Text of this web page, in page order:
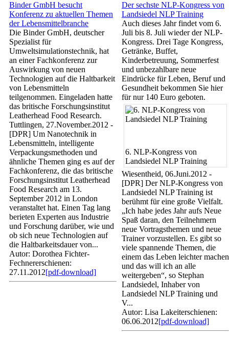
Binder GmbH besucht
Konferenz zu aktuellen Themen
der Lebensmittelbranche
Die Binder GmbH, deutscher
Spezialist für
Umweltsimulationstechnik, hat
an einer Fachkonferenz zur
Auswirkung von neuen
Technologien auf die Haltbarkeit
von Lebensmitteln
teilgenommen. Eingeladen hatte
das britische Forschungsinstitut
Leatherhead Food Research.
Tuttlingen, 27.November.2012 -
[DPR] Um Nanotechnik in
Lebensmitteln, intelligente
Verpackungsmethoden und
ähnliche Themen ging es auf der
Fachkonferenz, die das britische
Forschungsinstitut Leatherhead
Food Research am 13.
September 2012 in London
veranstaltet hat. Einen Tag lang
berieten Experten aus Industrie
und Forschung darüber, wie und
ob sich neue Technologien auf
die Haltbarkeitsdauer von...
Autor: Dorothea Fichter-
Fechnererschienen:
27.11.2012[pdf-download]
Der sechste NLP-Kongress von
Landsiedel NLP Training
Auch dieses Jahr findet vom 6.
Juli bis 8. Juli wieder der NLP-
Kongress. Drei Tage Kongress,
Getränke, Buffet,
Kinderbetreuung, Sommerfest
und unbezahlbare neue
Eindrücke für Leben, Beruf und
Gesundheit bekommen Sie hier
für nur 140 Euro geboten.
6. NLP-Kongress von
Landsiedel NLP Training
Wiesentheid, 06.Juni.2012 -
[DPR] Der NLP-Kongress von
Landsiedel NLP Training ist
berühmt für eine große Vielfalt.
„Ich habe jedes Jahr aufs Neue
Spaß daran, den Teilnehmern
neue Vortragsthemen und neue
Trainer vorzustellen. Es gibt so
viele spannende Themen, die
einem das Leben leichter machen
und das will ich an alle
weitergeben“, so Stephan
Landsiedel, Inhaber von
Landsiedel NLP Training und
V...
Autor: Lisa Lakeiterschienen:
06.06.2012[pdf-download]